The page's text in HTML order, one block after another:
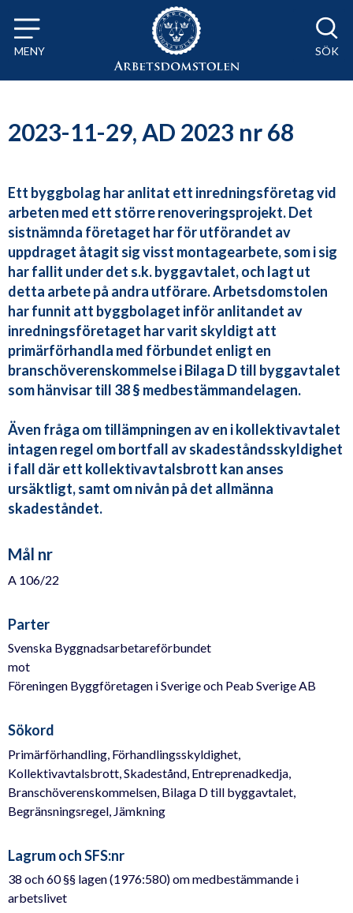
Till innehåll på sidan x
MENY SÖK
2023-11-29, AD 2023 nr 68
Ett byggbolag har anlitat ett inredningsföretag vid
arbeten med ett större renoveringsprojekt. Det
sistnämnda företaget har för utförandet av
uppdraget åtagit sig visst montagearbete, som i sig
har fallit under det s.k. byggavtalet, och lagt ut
detta arbete på andra utförare. Arbetsdomstolen
har funnit att byggbolaget inför anlitandet av
inredningsföretaget har varit skyldigt att
primärförhandla med förbundet enligt en
branschöverenskommelse i Bilaga D till byggavtalet
som hänvisar till 38 § medbestämmandelagen.
Även fråga om tillämpningen av en i kollektivavtalet
intagen regel om bortfall av skadeståndsskyldighet
i fall där ett kollektivavtalsbrott kan anses
ursäktligt, samt om nivån på det allmänna
skadeståndet.
Mål nr
A 106/22
Parter
Svenska Byggnadsarbetareförbundet
mot
Föreningen Byggföretagen i Sverige och Peab Sverige AB
Sökord
Primärförhandling, Förhandlingsskyldighet,
Kollektivavtalsbrott, Skadestånd, Entreprenadkedja,
Branschöverenskommelsen, Bilaga D till byggavtalet,
Begränsningsregel, Jämkning
Lagrum och SFS:nr
38 och 60 §§ lagen (1976:580) om medbestämmande i
arbetslivet